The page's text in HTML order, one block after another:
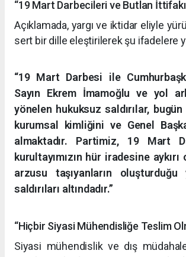
“19 Mart Darbecileri ve Butlan
Açıklamada, yargı ve iktidar eliyle
sert bir dille eleştirilerek şu ifadelere
“19 Mart Darbesi ile
Sayın Ekrem İmamoğlu ve yol
yönelen hukuksuz saldırılar,
kurumsal kimliğini ve Genel
almaktadır. Partimiz, 19 Mart
kurultayımızın hür iradesine aykırı
arzusu taşıyanların
saldırıları altındadır.”
“Hiçbir Siyasi Mühendisliğe Teslim
Siyasi mühendislik ve dış